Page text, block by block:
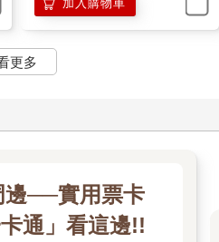
加入購物車
更多
邊──實用票卡
通」看這邊!!